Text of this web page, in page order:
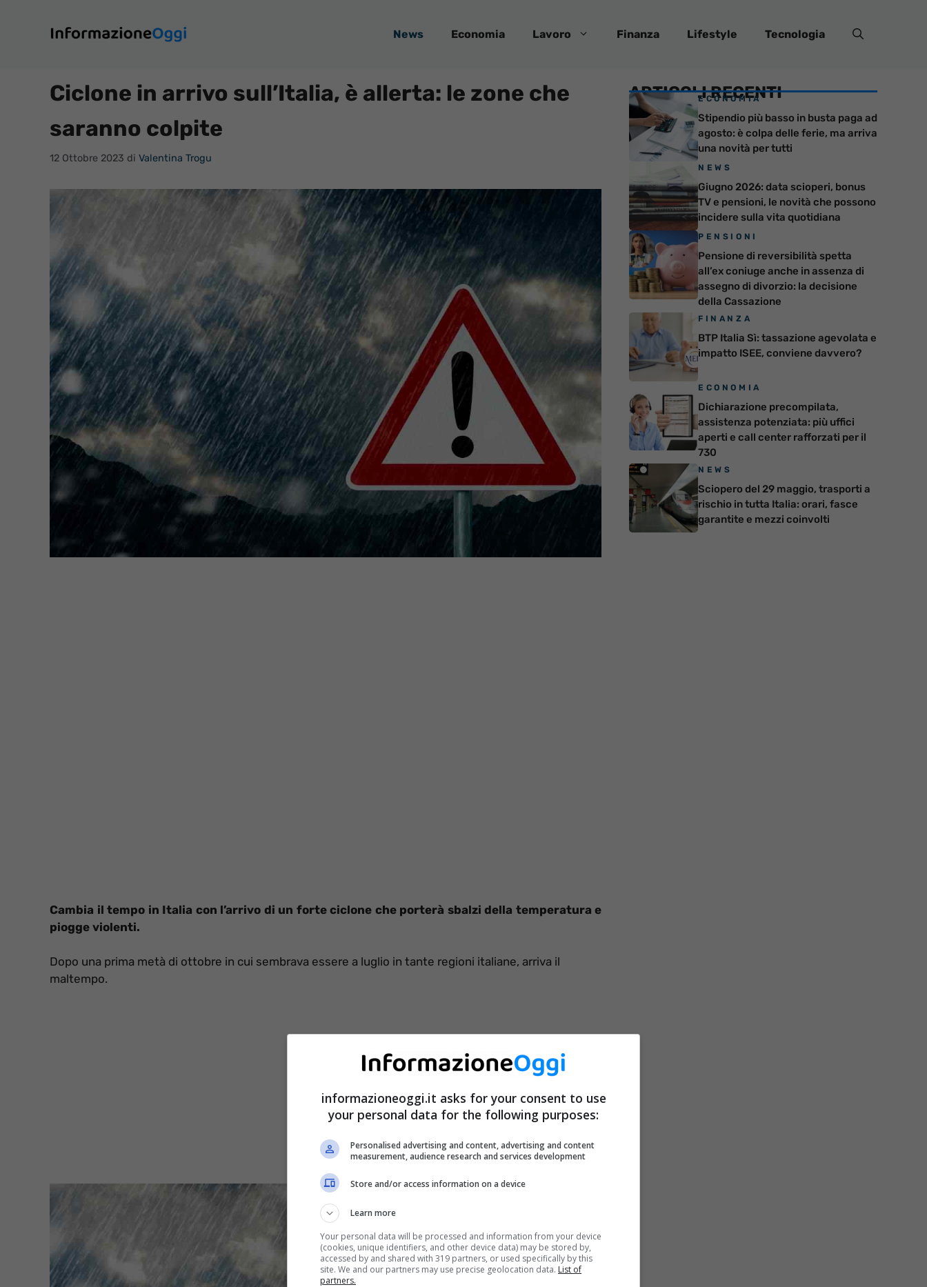
contenuto
News Economia Lavoro Finanza Lifestyle Tecnologia
Ciclone in arrivo sull’Italia, è allerta: le zone che
saranno colpite
12 Ottobre 2023 di Valentina Trogu
Cambia il tempo in Italia con l’arrivo di un forte ciclone che porterà sbalzi della temperatura e
piogge violenti.
Dopo una prima metà di ottobre in cui sembrava essere a luglio in tante regioni italiane, arriva il
maltempo.
ARTICOLI RECENTI
ECONOMIA
Stipendio più basso in busta paga ad
agosto: è colpa delle ferie, ma arriva
una novità per tutti
NEWS
Giugno 2026: data scioperi, bonus
TV e pensioni, le novità che possono
incidere sulla vita quotidiana
PENSIONI
Pensione di reversibilità spetta
all’ex coniuge anche in assenza di
assegno di divorzio: la decisione
della Cassazione
FINANZA
BTP Italia Sì: tassazione agevolata e
impatto ISEE, conviene davvero?
ECONOMIA
Dichiarazione precompilata,
assistenza potenziata: più uffici
aperti e call center rafforzati per il
730
NEWS
Sciopero del 29 maggio, trasporti a
rischio in tutta Italia: orari, fasce
garantite e mezzi coinvolti
informazioneoggi.it asks for your consent to use
your personal data for the following purposes:
Personalised advertising and content, advertising and content
measurement, audience research and services development
Store and/or access information on a device
Learn more
Your personal data will be processed and information from your device
(cookies, unique identifiers, and other device data) may be stored by,
accessed by and shared with 319 partners, or used specifically by this
site. We and our partners may use precise geolocation data. List of
partners.